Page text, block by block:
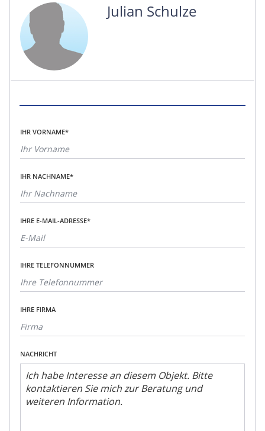
Julian Schulze
IHR VORNAME*
IHR NACHNAME*
IHRE E-MAIL-ADRESSE*
IHRE TELEFONNUMMER
IHRE FIRMA
NACHRICHT